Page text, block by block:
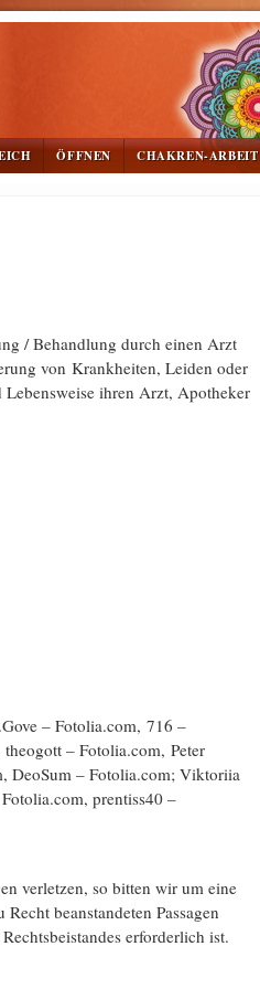
ÖFFNEN CHAKREN-ARBEIT
/ Behandlung durch einen Arzt
von Krankheiten, Leiden oder
ihren Arzt, Apotheker
– Fotolia.com, 716 –
– Fotolia.com, Peter
DeoSum – Fotolia.com; Viktoriia
prentiss40 –
verletzen, so bitten wir um eine
beanstandeten Passagen
erforderlich ist.